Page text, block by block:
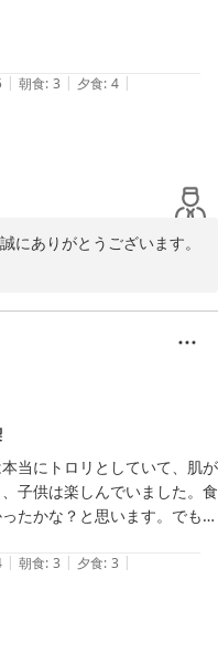
| 朝食: 3 | 夕食: 4 |
にありがとうございます。
らしい静かな時間が伝わっ
真とともにお客様の心に残
。
す。
泉ホテル
当にトロリとしていて、肌が
子供は楽しんでいました。食
たかな？と思います。でも、
| 朝食: 3 | 夕食: 3 |